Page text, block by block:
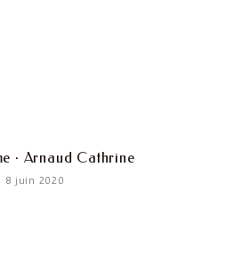
· Arnaud Cathrine
8 juin 2020